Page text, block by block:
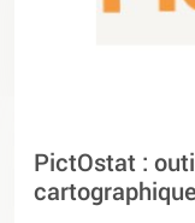
PictOstat :